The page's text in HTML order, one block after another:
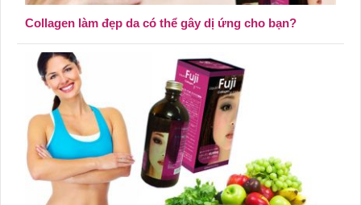
Collagen làm đẹp da có thể gây dị ứng cho bạn?